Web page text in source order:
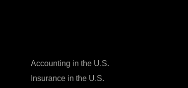
Accounting in the U.S.
Insurance in the U.S.